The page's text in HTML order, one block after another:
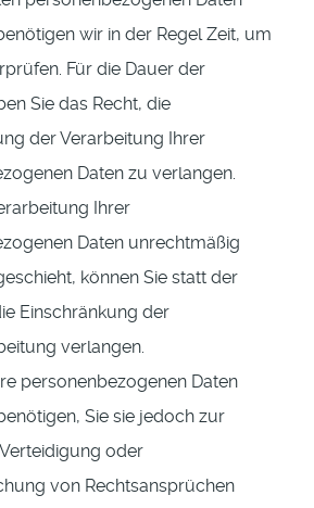
wir in der Regel Zeit, um
Für die Dauer der
Sie das Recht, die
der Verarbeitung Ihrer
Daten zu verlangen.
Ihrer
Daten unrechtmäßig
können Sie statt der
Einschränkung der
verlangen.
personenbezogenen Daten
Sie sie jedoch zur
oder
von Rechtsansprüchen